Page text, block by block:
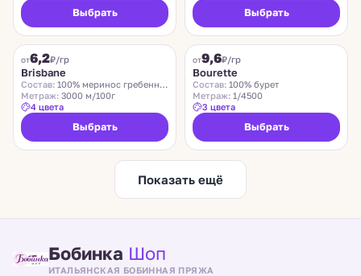
Выбрать Выбрать
от6,2₽/гр
Brisbane
Состав: 100% меринос гребенной
Метраж: 3000 м/100г
4 цвета
Выбрать
Хит
от9,6₽/гр
Bourette
Состав: 100% бурет
Метраж: 1/4500
3 цвета
Выбрать
Показать ещё
Бобинка Шоп
ИТАЛЬЯНСКАЯ БОБИННАЯ ПРЯЖА